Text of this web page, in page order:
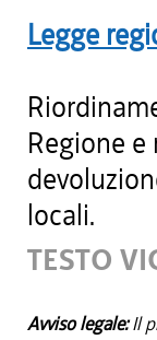
Legge
Regione
locali.
TESTO
Avviso legale:Il